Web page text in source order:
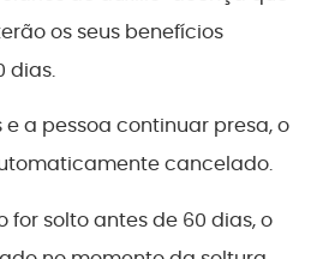
os seus benefícios
dias.
e a pessoa continuar presa, o
cancelado.
for solto antes de 60 dias, o